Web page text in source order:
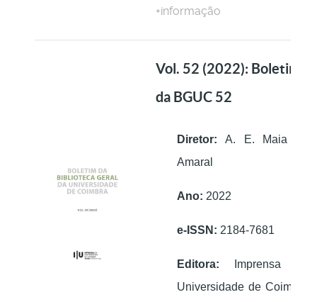
+informação
Vol. 52 (2022): Boletim
da BGUC 52
Diretor: A. E. Maia do
Amaral
Ano: 2022
e-ISSN: 2184-7681
Editora: Imprensa da
Universidade de Coimbra